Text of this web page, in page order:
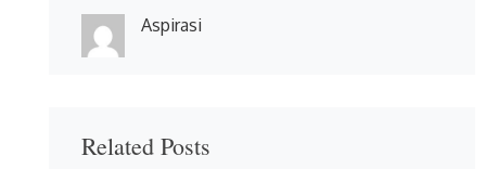
Aspirasi
Related Posts